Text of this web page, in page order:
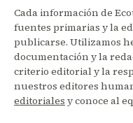
Cada información de
fuentes primarias y la
publicarse. Utilizamos
documentación y la
criterio editorial y la
nuestros editores
editoriales y conoce al